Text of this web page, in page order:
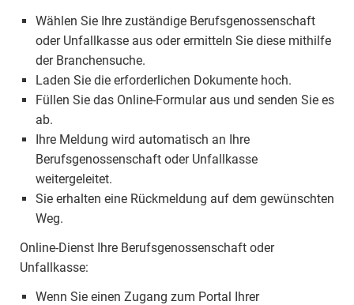
Wählen Sie Ihre zuständige Berufsgenossenschaft
oder Unfallkasse aus oder ermitteln Sie diese mithilfe
der Branchensuche.
Laden Sie die erforderlichen Dokumente hoch.
Füllen Sie das Online-Formular aus und senden Sie es
ab.
Ihre Meldung wird automatisch an Ihre
Berufsgenossenschaft oder Unfallkasse
weitergeleitet.
Sie erhalten eine Rückmeldung auf dem gewünschten
Weg.
Online-Dienst Ihre Berufsgenossenschaft oder
Unfallkasse:
Wenn Sie einen Zugang zum Portal Ihrer